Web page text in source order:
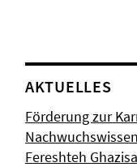
AKTUELLES
Förderung zur
Fereshteh